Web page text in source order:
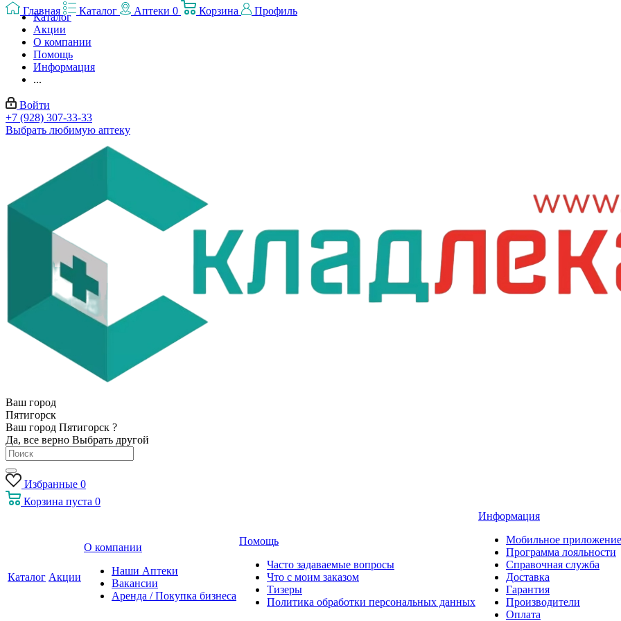
Каталог
Акции
О компании
Помощь
Информация
...
Войти
+7 (928) 307-33-33
Выбрать любимую аптеку
Ваш город
Пятигорск
Ваш город Пятигорск ?
Да, все верно Выбрать другой
Избранные 0
Корзина пуста 0
Каталог Акции
О компании
Наши Аптеки
Вакансии
Аренда / Покупка бизнеса
Помощь
Часто задаваемые вопросы
Что с моим заказом
Тизеры
Политика обработки персональных данных
Информация
Мобильное приложение
Программа лояльности
Справочная служба
Доставка
Гарантия
Производители
Оплата
Главная Каталог Аптеки 0 Корзина Профиль